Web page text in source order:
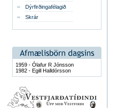
Dýrfirðingafélagið
Skrár
1959 - Ólafur R Jónsson
1982 - Egill Halldórsson